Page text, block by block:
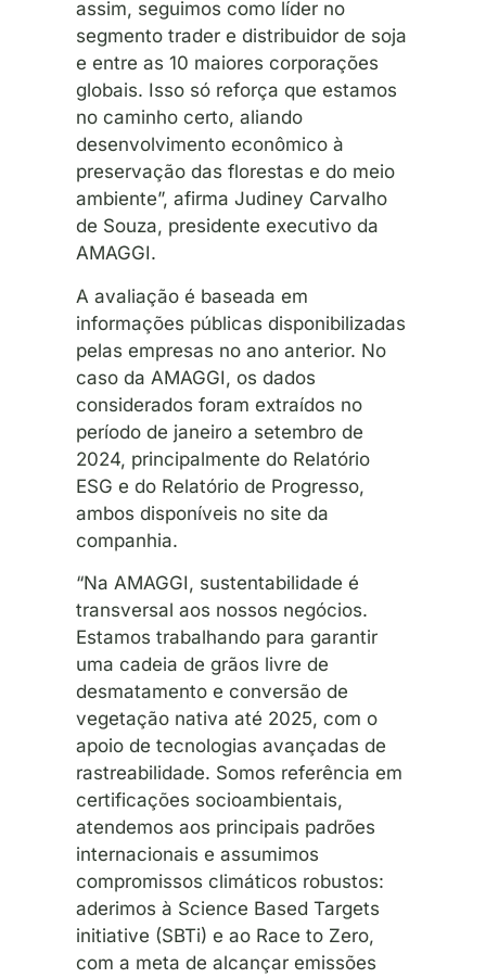
assim, seguimos como líder no
segmento trader e distribuidor de soja
e entre as 10 maiores corporações
globais. Isso só reforça que estamos
no caminho certo, aliando
desenvolvimento econômico à
preservação das florestas e do meio
ambiente”, afirma Judiney Carvalho
de Souza, presidente executivo da
AMAGGI.
A avaliação é baseada em
informações públicas disponibilizadas
pelas empresas no ano anterior. No
caso da AMAGGI, os dados
considerados foram extraídos no
período de janeiro a setembro de
2024, principalmente do Relatório
ESG e do Relatório de Progresso,
ambos disponíveis no site da
companhia.
“Na AMAGGI, sustentabilidade é
transversal aos nossos negócios.
Estamos trabalhando para garantir
uma cadeia de grãos livre de
desmatamento e conversão de
vegetação nativa até 2025, com o
apoio de tecnologias avançadas de
rastreabilidade. Somos referência em
certificações socioambientais,
atendemos aos principais padrões
internacionais e assumimos
compromissos climáticos robustos:
aderimos à Science Based Targets
initiative (SBTi) e ao Race to Zero,
com a meta de alcançar emissões